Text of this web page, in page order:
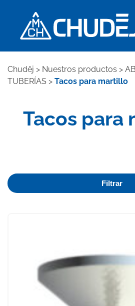
Chuděj > Nuestros productos >
TUBERÍAS > Tacos para martillo
Tacos para
Filtrar